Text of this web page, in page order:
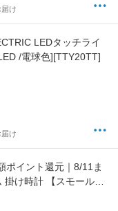
け
LEDタッチライ
/電球色][TTY20TT]
け
ポイント還元｜8/11ま
け時計 【スモールワ
[電波自動